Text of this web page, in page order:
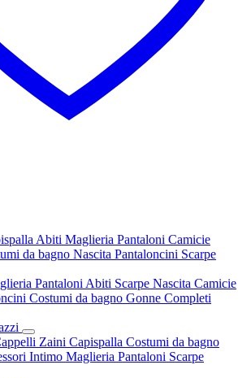
Abiti Maglieria Pantaloni Camicie
da bagno Nascita Pantaloncini Scarpe
Pantaloni Abiti Scarpe Nascita Camicie
Costumi da bagno Gonne Completi
Zaini Capispalla Costumi da bagno
Intimo Maglieria Pantaloni Scarpe